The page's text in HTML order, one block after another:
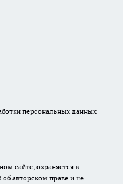
персональных данных
сайте, охраняется в
авторском праве и не